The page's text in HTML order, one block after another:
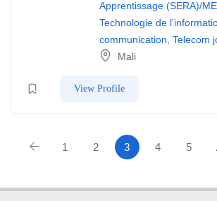
Apprentissage (SERA)/
Technologie de
communication, Telecom
Mali
View Profile
1 2 3 4 5